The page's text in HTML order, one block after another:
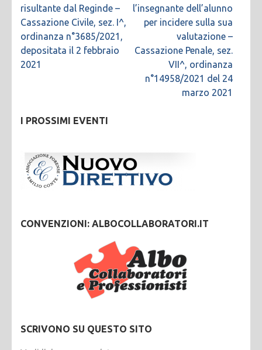
risultante dal Reginde –
Cassazione Civile, sez. I^,
ordinanza n°3685/2021,
depositata il 2 febbraio
2021
l’insegnante dell’alunno
per incidere sulla sua
valutazione –
Cassazione Penale, sez.
VII^, ordinanza
n°14958/2021 del 24
marzo 2021
I PROSSIMI EVENTI
CONVENZIONI: ALBOCOLLABORATORI.IT
SCRIVONO SU QUESTO SITO